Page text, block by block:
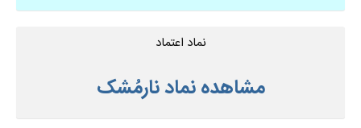
نماد اعتماد
مشاهده نماد نارمُشک